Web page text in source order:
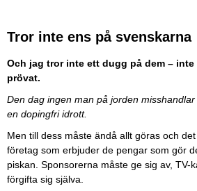
Tror inte ens på svenskarna
Och jag tror inte ett dugg på dem –
prövat.
Den dag ingen man på jorden
en dopingfri idrott.
Men till dess måste ändå allt göras och
företag som erbjuder de pengar som gör
piskan. Sponsorerna måste ge sig av,
förgifta sig själva.